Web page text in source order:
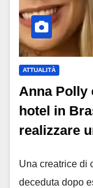
ATTUALITÀ
Anna Polly
hotel in
realizzare
Una creatrice di
deceduta dopo